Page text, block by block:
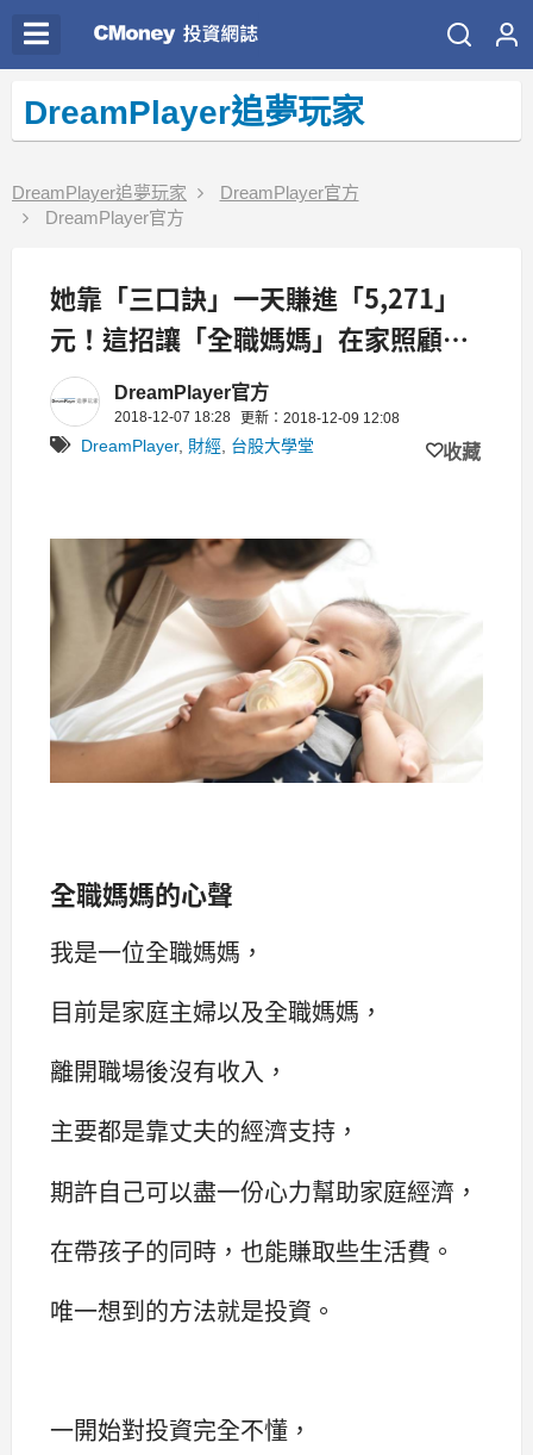
DreamPlayer追夢玩家
DreamPlayer追夢玩家
DreamPlayer官方
DreamPlayer官方
她靠「三口訣」一天賺進「5,271」
元！這招讓「全職媽媽」在家照顧小
孩也能賺進奶粉錢！(文末有彩蛋)
DreamPlayer官方
2018-12-07 18:28 更新：2018-12-09 12:08
DreamPlayer, 財經 台股大學堂 收藏
全職媽媽的心聲
我是一位全職媽媽，
目前是家庭主婦以及全職媽媽，
離開職場後沒有收入，
主要都是靠丈夫的經濟支持，
期許自己可以盡一份心力幫助家庭經濟，
在帶孩子的同時，也能賺取些生活費。
唯一想到的方法就是投資。
一開始對投資完全不懂，